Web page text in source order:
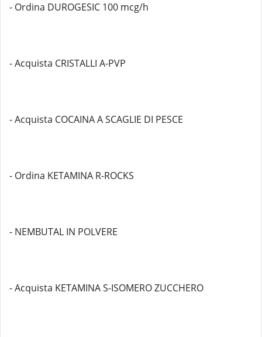
- Ordina DUROGESIC 100 mcg/h
- Acquista CRISTALLI A-PVP
- Acquista COCAINA A SCAGLIE DI PESCE
- Ordina KETAMINA R-ROCKS
- NEMBUTAL IN POLVERE
- Acquista KETAMINA S-ISOMERO ZUCCHERO